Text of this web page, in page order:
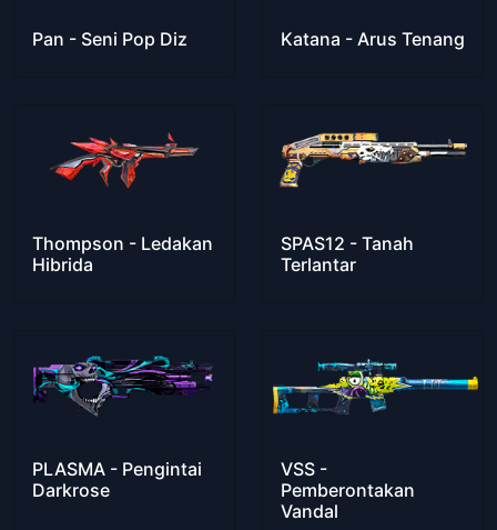
Pan - Seni Pop Diz Katana - Arus Tenang
Thompson - Ledakan
Hibrida
SPAS12 - Tanah
Terlantar
PLASMA - Pengintai
Darkrose
VSS -
Pemberontakan
Vandal